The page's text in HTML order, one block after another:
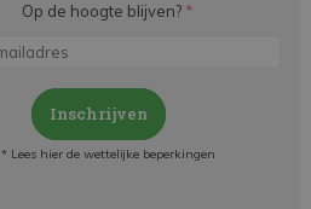
Op de hoogte blijven? *
Inschrijven
* Lees hier de wettelijke beperkingen